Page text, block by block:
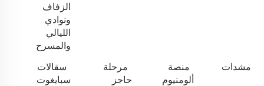
الزفاف
ونوادي
الليالي
والمسرح
مشدات
منصة
ألومنيوم
مرحلة
حاجز
سقالات
سبايغوت